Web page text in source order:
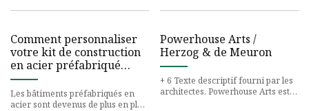
Comment personnaliser
votre kit de construction
en acier préfabriqué
pour répondre à vos
besoins
Les bâtiments préfabriqués en
acier sont devenus de plus en plus
Powerhouse Arts /
Herzog & de Meuron
+ 6 Texte descriptif fourni par les
architectes. Powerhouse Arts est